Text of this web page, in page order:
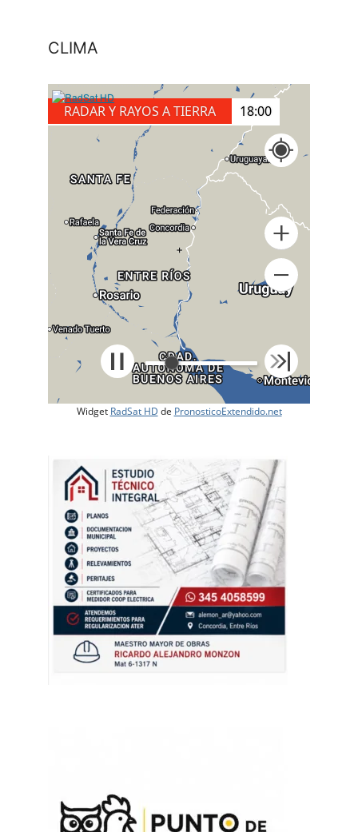
CLIMA
RADAR Y RAYOS A TIERRA 18:10
+
Widget RadSat HD de PronosticoExtendido.net